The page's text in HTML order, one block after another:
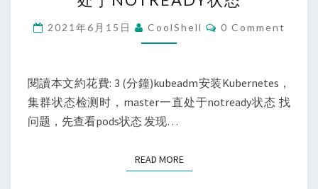
后
MASTER
一
处
于
NOTREADY
态
2021年6月15日 CoolShell Comments
0 Comment
閱讀本文約花費: 3 (分鐘)kubeadm安装Kubernetes，
集群状态检测时，master一直处于notready状态 找
问题，先查看pods状态 发现…
READ MOREREAD MORE